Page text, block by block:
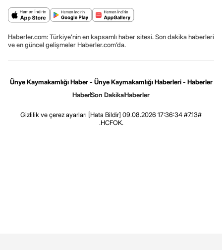
Haberler.com: Türkiye’nin en kapsamlı haber sitesi. Son dakika haberleri
ve en güncel gelişmeler Haberler.com’da.
Ünye Kaymakamlığı Haber - Ünye Kaymakamlığı Haberleri - Haberler
HaberSon DakikaHaberler
Gizlilik ve çerez ayarları [Hata Bildir] 09.08.2026 17:36:34 #7.13#
.HCFOK.